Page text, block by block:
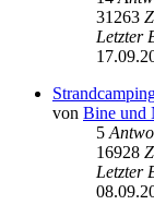
31263
Letzter
von Bine und
5
16928
Letzter